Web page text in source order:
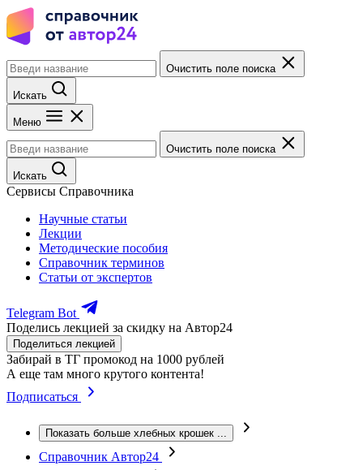
Очистить поле поиска
Искать
Меню
Очистить поле поиска
Искать
Сервисы Справочника
Научные статьи
Лекции
Методические пособия
Справочник терминов
Статьи от экспертов
Telegram Bot
Поделись лекцией за скидку на Автор24
Поделиться лекцией
Забирай в ТГ промокод на 1000 рублей
А еще там много крутого контента!
Подписаться
Показать больше хлебных крошек ...
Справочник Автор24